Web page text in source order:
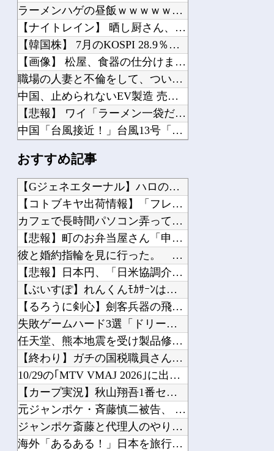
ラーメンハゲの昼飯ｗｗｗｗｗｗｗｗｗｗｗｗｗｗｗ
【ナイトレイン】 晒し厨さん、なんか逝く…
【韓国株】 7月のKOSPI 28.9％下落…通貨危機を超える過去最大の下げ幅
【画像】 松屋、食器の仕分けまでセルフに
職場の人妻と不倫をして、ついに、、、
中国、止められないEV製造 売れず在庫山積み「売れたこと」にして補助金を騙し取る...
【悲報】 ワイ「ラーメン一袋だけじゃ足らんわ！二袋作ったろ！」→結果ｗｗｗ
中国「台風接近！」台風13号「三峡直撃予測」中国「上流大洪水！（三峡上流」中国都...
【速報】 熊本地震を引き起こした『危険度Sランク断層』日本のド真ん中に10カ所も...
ジャンポケ斉藤「同意があったんです。本当です。信じて下さい」 ←何でこの主張が通...
【画像あり】 ワンピース作者の中学時代の絵がすごすぎる→
【熊本地震】 発生後に居酒屋店内から温泉が吹き出す ← これ前触れじゃね？
【警告】 社会人「スムージーにキウイ皮ごと入れよ。これ美容にいいんだよね〜」→ ...
【田舎のミステリー】 タヌキが人間に化ける説、これ多分マジ
Powered by livedoor 相互RSS
おすすめ記事
【Gジェネエターナル】ハロの日イベントガナイノオカシクナイ？...
【コトブキヤ出荷情報】「フレームアーティスト 雪ミク」「創彩...
カフェで長時間パソコン弄っている奴他
【悲報】町のお弁当屋さん「申し訳ないが消費税1%になったらそ...
彼と婚約指輪を見に行った。 店員「ご予算は？」 彼氏「80...
【悲報】日本円、「日米協調介入」すら無効化してしまう他
【ぶいすぽ】れんくんﾓｶｻｰﾝはなびの写真集は出ない他
【るろうに剣心】劍客兵器の飛號・龍勢勇星、超ミサイル技術の持...
失敗ゲームハード3選「ドリームキャスト」「セガサターン」他
任天堂、熊本地震を受け製品修理は無償対応（災害救助法適用地域...
【終わり】ガチの国税職員さん、税務調査で詐欺を行い〇億だまし...
10/29の｢MTV VMAJ 2026｣に出演決定！！！【...
【カープ実況】秋山翔吾1番センター！先発「森下暢仁vs平良拳...
元ジャンポケ・斉藤慎二被告、 不同意性交で懲役7年求刑→X民...
ジャンポケ斎藤と代理人のやりとり、「地獄すぎて完全にコントに...
海外「あるある！」日本を旅行した外国人が患う新たな症状「日本...